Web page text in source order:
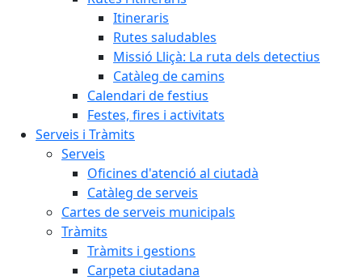
Itineraris
Rutes saludables
Missió Lliçà: La ruta dels detectius
Catàleg de camins
Calendari de festius
Festes, fires i activitats
Serveis i Tràmits
Serveis
Oficines d'atenció al ciutadà
Catàleg de serveis
Cartes de serveis municipals
Tràmits
Tràmits i gestions
Carpeta ciutadana